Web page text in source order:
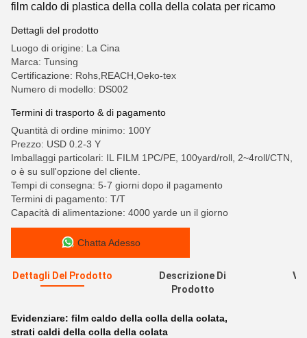
film caldo di plastica della colla della colata per ricamo
Dettagli del prodotto
Luogo di origine: La Cina
Marca: Tunsing
Certificazione: Rohs,REACH,Oeko-tex
Numero di modello: DS002
Termini di trasporto & di pagamento
Quantità di ordine minimo: 100Y
Prezzo: USD 0.2-3 Y
Imballaggi particolari: IL FILM 1PC/PE, 100yard/roll, 2~4roll/CTN,
o è su sull'opzione del cliente.
Tempi di consegna: 5-7 giorni dopo il pagamento
Termini di pagamento: T/T
Capacità di alimentazione: 4000 yarde un il giorno
Chatta Adesso
Dettagli Del Prodotto
Descrizione Di
Prodotto
Evidenziare: film caldo della colla della colata,
strati caldi della colla della colata